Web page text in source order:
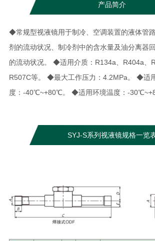
产品简介
◆常规型视液镜用于制冷、空调装置的液体管
剂的流动状况、制冷剂中的含水量及油分离器
的流动状况。 ◆适用介质：R134a、R404a、
R507C等。 ◆最大工作压力：4.2MPa。 ◆适
度：-40℃~+80℃。 ◆适用环境温度：-
SYJ-S系列视液镜规格一览